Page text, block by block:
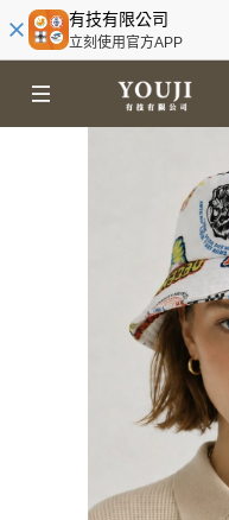
有技有限公司
立刻使用官方APP